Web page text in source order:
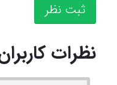
ثبت نظر
نظرات